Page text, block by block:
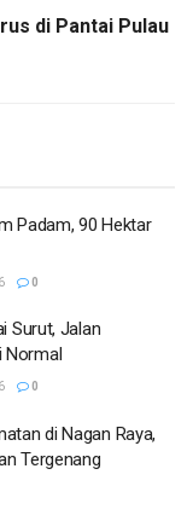
di Pantai Pulau
Padam, 90 Hektar
0
Surut, Jalan
Normal
0
di Nagan Raya,
Tergenang